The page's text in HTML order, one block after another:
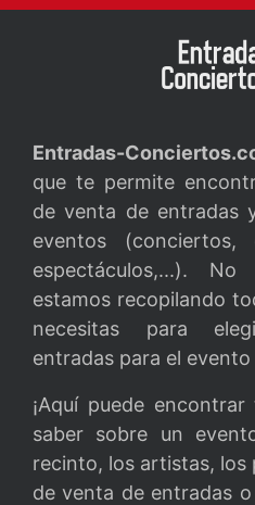
Entradas-
que te permite
de venta de entradas
eventos (conciertos,
espectáculos,...). No
estamos recopilando
necesitas para
entradas para el
¡Aquí puede
saber sobre un
recinto, los artistas, los
de venta de entradas